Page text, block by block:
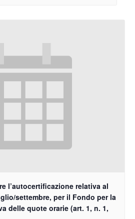
l’autocertificazione relativa al
settembre, per il Fondo per la
delle quote orarie (art. 1, n. 1,